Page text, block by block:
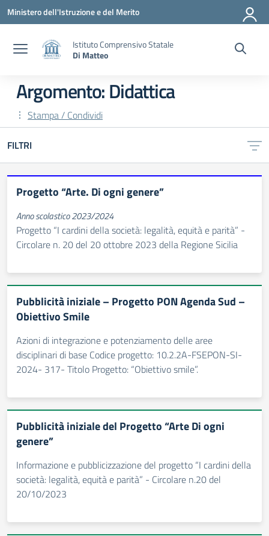
Vai ai contenuti
Vai al menu di navigazione
Vai al footer
Ministero dell'Istruzione e del Merito
Istituto Comprensivo Statale
Di Matteo
Argomento: Didattica
Stampa / Condividi
FILTRI
Progetto “Arte. Di ogni genere”
Anno scolastico 2023/2024
Progetto “I cardini della società: legalità, equità e parità” -
Circolare n. 20 del 20 ottobre 2023 della Regione Sicilia
Pubblicità iniziale – Progetto PON Agenda Sud –
Obiettivo Smile
Azioni di integrazione e potenziamento delle aree
disciplinari di base Codice progetto: 10.2.2A-FSEPON-SI-
2024- 317- Titolo Progetto: “Obiettivo smile”.
Pubblicità iniziale del Progetto “Arte Di ogni
genere”
Informazione e pubblicizzazione del progetto “I cardini della
società: legalità, equità e parità” - Circolare n.20 del
20/10/2023